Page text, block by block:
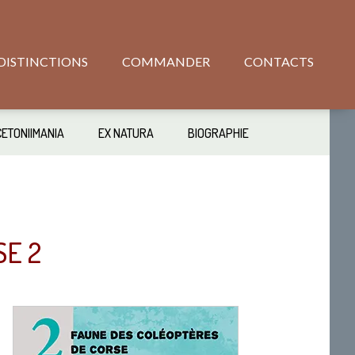
COMMANDER CONTACTS
EX NATURA BIOGRAPHIE
2